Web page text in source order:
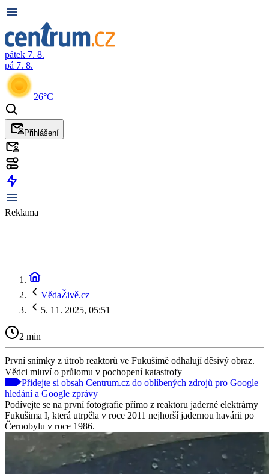
pátek 7. 8.
pá 7. 8.
26°C
Přihlášení
Reklama
VědaŽivě.cz
5. 11. 2025, 05:51
2 min
První snímky z útrob reaktorů ve Fukušimě odhalují děsivý obraz.
Vědci mluví o průlomu v pochopení katastrofy
Přidejte si obsah Centrum.cz do oblíbených zdrojů pro Google
hledání a Google zprávy
Podívejte se na první fotografie přímo z reaktoru jaderné elektrárny
Fukušima I, která utrpěla v roce 2011 nejhorší jadernou havárii po
Černobylu v roce 1986.